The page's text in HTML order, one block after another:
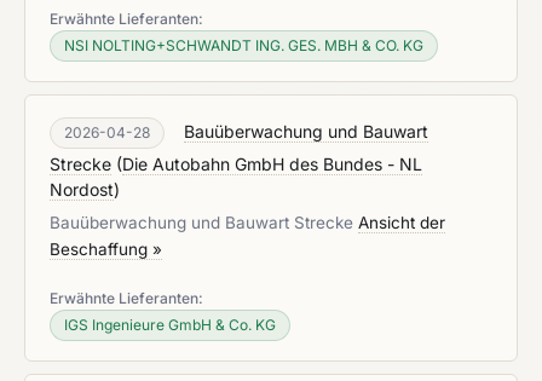
Erwähnte Lieferanten:
NSI NOLTING+SCHWANDT ING. GES. MBH & CO. KG
2026-04-28
Bauüberwachung und Bauwart
Strecke (Die Autobahn GmbH des Bundes - NL
Nordost)
Bauüberwachung und Bauwart Strecke Ansicht der
Beschaffung »
Erwähnte Lieferanten:
IGS Ingenieure GmbH & Co. KG